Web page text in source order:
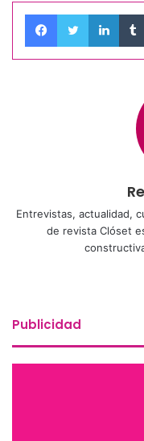
FacebookTwitter
Entrevistas, actualidad,
de revista Clóset
Publicidad